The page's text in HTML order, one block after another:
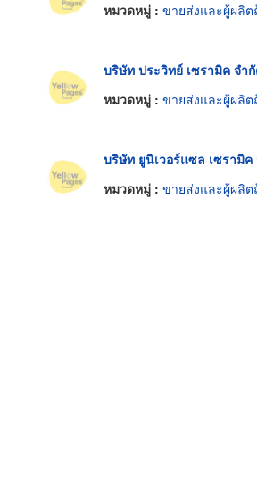
หมวดหมู่ : ขายส่งและผู้ผลิต
บริษัท ประวิทย์ เซรามิค จำ
หมวดหมู่ : ขายส่งและผู้ผลิต
บริษัท ยูนิเวอร์แซล เซรามิค
หมวดหมู่ : ขายส่งและผู้ผลิต